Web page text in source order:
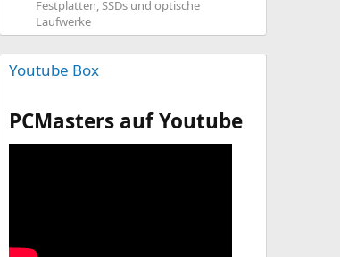
Festplatten, SSDs und optische
Laufwerke
Youtube Box
PCMasters auf Youtube